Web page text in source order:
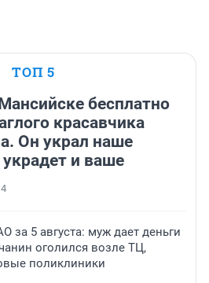
ТОП 5
бесплатно
красавчика
Он украл наше
и ваше
4
за 5 августа: муж дает деньги
оголился возле ТЦ,
поликлиники